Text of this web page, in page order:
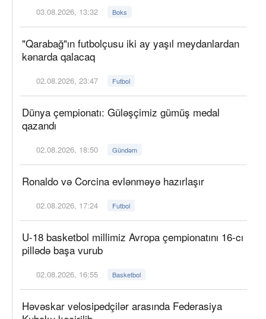
03.08.2026, 13:32 Boks
"Qarabağ"ın futbolçusu iki ay yaşıl meydanlardan
kənarda qalacaq
02.08.2026, 23:47 Futbol
Dünya çempionatı: Güləşçimiz gümüş medal
qazandı
02.08.2026, 18:50 Gündəm
Ronaldo və Corcina evlənməyə hazırlaşır
02.08.2026, 17:24 Futbol
U-18 basketbol millimiz Avropa çempionatını 16-cı
pillədə başa vurub
02.08.2026, 16:55 Basketbol
Həvəskar velosipedçilər arasında Federasiya